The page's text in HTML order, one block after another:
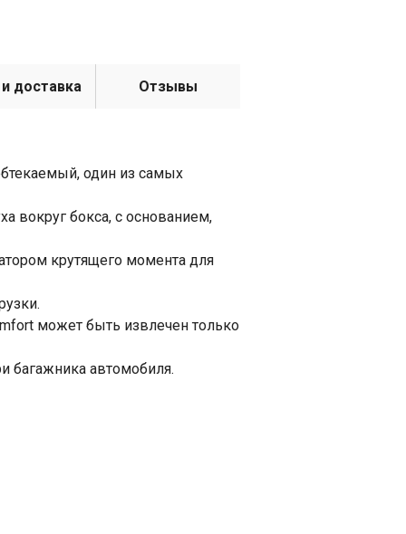
доставка Отзывы
один из самых
вокруг бокса, с основанием,
крутящего момента для
может быть извлечен только
багажника автомобиля.